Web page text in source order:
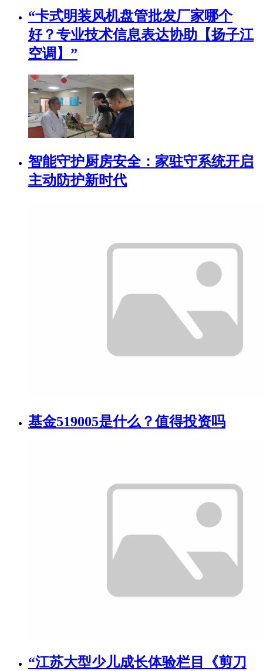
“卡式明装风机盘管批发厂家哪个
好？专业技术信息表达协助【扬子江
空调】”
智能守护厨房安全：家驻守系统开启
主动防护新时代
基金519005是什么？值得投资吗
“江苏大型少儿成长体验栏目《剪刀